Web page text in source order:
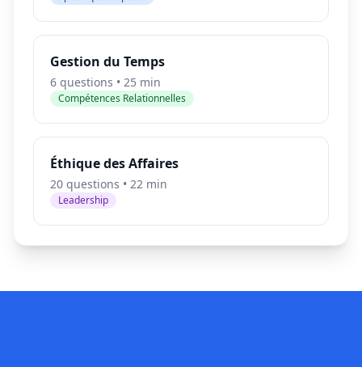
Gestion du Temps
6 questions • 25 min
Compétences Relationnelles
Éthique des Affaires
20 questions • 22 min
Leadership